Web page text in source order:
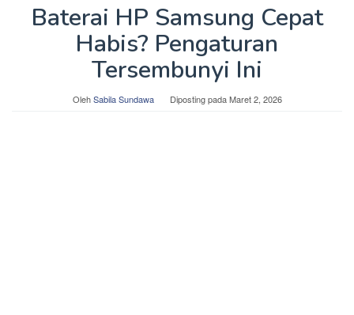
Baterai HP Samsung Cepat
Habis? Pengaturan
Tersembunyi Ini
OlehSabila Sundawa Diposting padaMaret 2, 2026